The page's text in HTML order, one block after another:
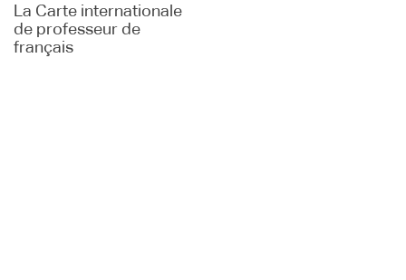
La Carte internationale
de professeur de
français